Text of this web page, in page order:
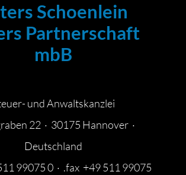
Schoenlein
Partnerschaft
mbB
und Anwaltskanzlei
22 · 30175 Hannover ·
Deutschland
99075 0 · .fax +49 511 99075